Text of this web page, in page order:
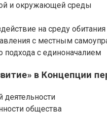
и окружающей среды
на среду обитания
с местным
подхода с единоначалием
в Концепции
деятельности
общества